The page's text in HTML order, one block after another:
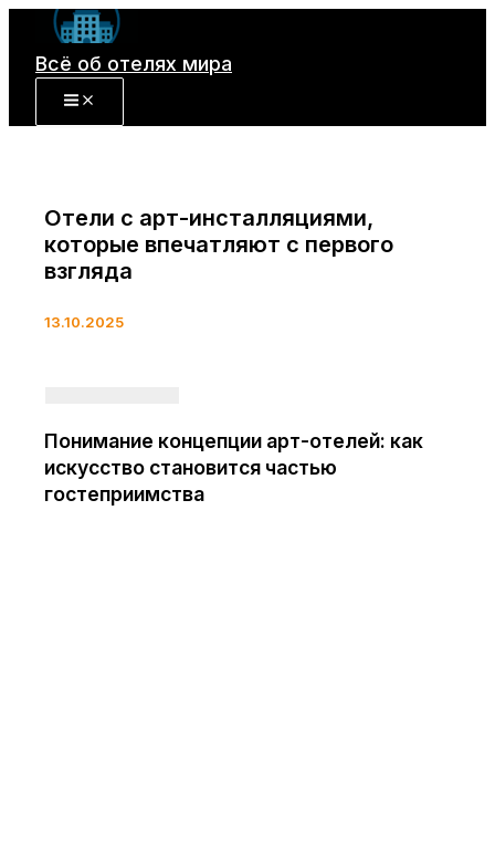
Перейти
содержимому
Всё об отелях мира
Отели с арт-инсталляциями,
которые впечатляют с первого
взгляда
13.10.2025
Понимание концепции арт-отелей: как
искусство становится частью
гостеприимства